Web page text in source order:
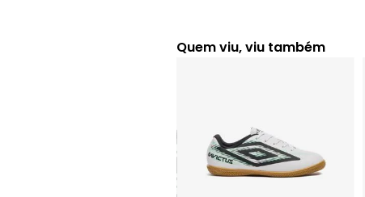
Quem viu, viu também